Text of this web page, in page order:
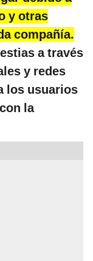
y otras
compañía.
a través
y redes
los usuarios
la